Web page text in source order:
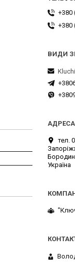
+380
+380
тел.
Україна